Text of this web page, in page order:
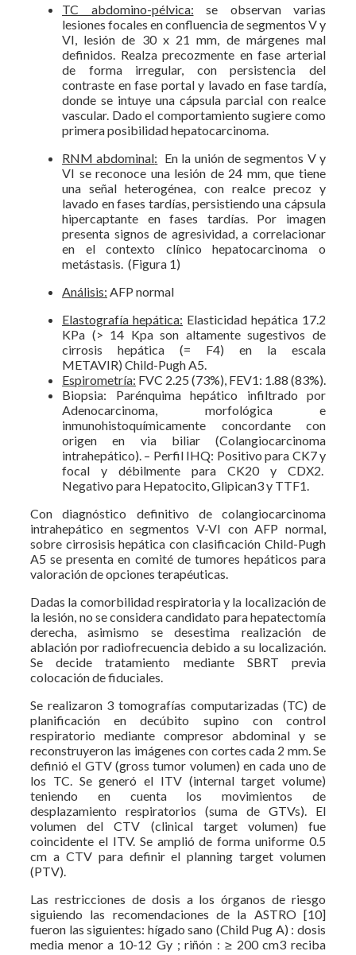
TC abdomino-pélvica: se observan varias
lesiones focales en confluencia de segmentos V y
VI, lesión de 30 x 21 mm, de márgenes mal
definidos. Realza precozmente en fase arterial
de forma irregular, con persistencia del
contraste en fase portal y lavado en fase tardía,
donde se intuye una cápsula parcial con realce
vascular. Dado el comportamiento sugiere como
primera posibilidad hepatocarcinoma.
RNM abdominal: En la unión de segmentos V y
VI se reconoce una lesión de 24 mm, que tiene
una señal heterogénea, con realce precoz y
lavado en fases tardías, persistiendo una cápsula
hipercaptante en fases tardías. Por imagen
presenta signos de agresividad, a correlacionar
en el contexto clínico hepatocarcinoma o
metástasis. (Figura 1)
Análisis: AFP normal
Elastografía hepática: Elasticidad hepática 17.2
KPa (> 14 Kpa son altamente sugestivos de
cirrosis hepática (= F4) en la escala
METAVIR) Child-Pugh A5.
Espirometría: FVC 2.25 (73%), FEV1: 1.88 (83%).
Biopsia: Parénquima hepático infiltrado por
Adenocarcinoma, morfológica e
inmunohistoquímicamente concordante con
origen en via biliar (Colangiocarcinoma
intrahepático). – Perfil IHQ: Positivo para CK7 y
focal y débilmente para CK20 y CDX2.
Negativo para Hepatocito, Glipican3 y TTF1.
Con diagnóstico definitivo de colangiocarcinoma
intrahepático en segmentos V-VI con AFP normal,
sobre cirrosisis hepática con clasificación Child-Pugh
A5 se presenta en comité de tumores hepáticos para
valoración de opciones terapéuticas.
Dadas la comorbilidad respiratoria y la localización de
la lesión, no se considera candidato para hepatectomía
derecha, asimismo se desestima realización de
ablación por radiofrecuencia debido a su localización.
Se decide tratamiento mediante SBRT previa
colocación de fiduciales.
Se realizaron 3 tomografías computarizadas (TC) de
planificación en decúbito supino con control
respiratorio mediante compresor abdominal y se
reconstruyeron las imágenes con cortes cada 2 mm. Se
definió el GTV (gross tumor volumen) en cada uno de
los TC. Se generó el ITV (internal target volume)
teniendo en cuenta los movimientos de
desplazamiento respiratorios (suma de GTVs). El
volumen del CTV (clinical target volumen) fue
coincidente el ITV. Se amplió de forma uniforme 0.5
cm a CTV para definir el planning target volumen
(PTV).
Las restricciones de dosis a los órganos de riesgo
siguiendo las recomendaciones de la ASTRO [10]
fueron las siguientes: hígado sano (Child Pug A) : dosis
media menor a 10-12 Gy ; riñón : ≥ 200 cm3 reciba